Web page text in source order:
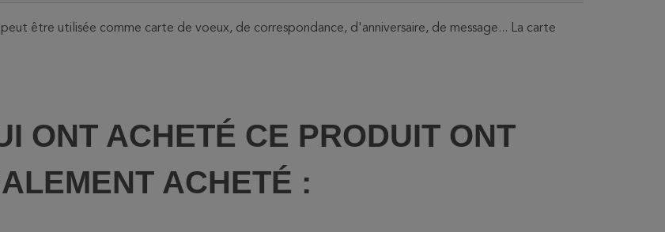
être utilisée comme carte de voeux, de correspondance, d'anniversaire, de message... La carte
ONT ACHETÉ CE PRODUIT ONT
ACHETÉ :